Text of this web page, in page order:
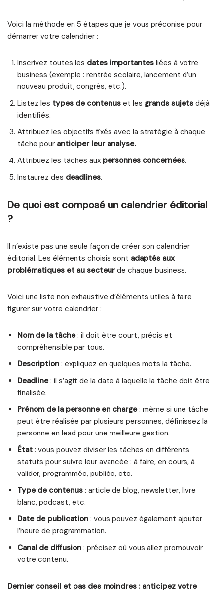
Voici la méthode en 5 étapes que je vous préconise pour
démarrer votre calendrier :
Inscrivez toutes les dates importantes liées à votre
business (exemple : rentrée scolaire, lancement d’un
nouveau produit, congrès, etc.).
Listez les types de contenus et les grands sujets déjà
identifiés.
Attribuez les objectifs fixés avec la stratégie à chaque
tâche pour anticiper leur analyse.
Attribuez les tâches aux personnes concernées.
Instaurez des deadlines.
De quoi est composé un calendrier éditorial
?
Il n’existe pas une seule façon de créer son calendrier
éditorial. Les éléments choisis sont adaptés aux
problématiques et au secteurde chaque business.
Voici une liste non exhaustive d’éléments utiles à faire
figurer sur votre calendrier :
Nom de la tâche: il doit être court, précis et
compréhensible par tous.
Description : expliquez en quelques mots la tâche.
Deadline: il s’agit de la date à laquelle la tâche doit être
finalisée.
Prénom de la personne en charge: même si une tâche
peut être réalisée par plusieurs personnes, définissez la
personne en lead pour une meilleure gestion.
État : vous pouvez diviser les tâches en différents
statuts pour suivre leur avancée : à faire, en cours, à
valider, programmée, publiée, etc.
Type de contenus : article de blog, newsletter, livre
blanc, podcast, etc.
Date de publication : vous pouvez également ajouter
l’heure de programmation.
Canal de diffusion : précisez où vous allez promouvoir
votre contenu.
Dernier conseil et pas des moindres : anticipez votre